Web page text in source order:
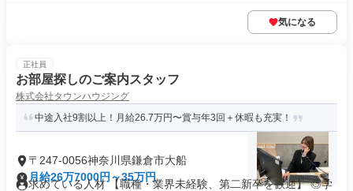
気になる
正社員
お部屋探しのご案内スタッフ
株式会社タウンハウジング
中途入社9割以上！月給26.7万円〜賞与年3回＋休暇も充実！
〒247-0056神奈川県鎌倉市大船
月給26万7000円～35万円
求めている人材 【職種・業界未経験、第二新卒を歓迎】 ◎学